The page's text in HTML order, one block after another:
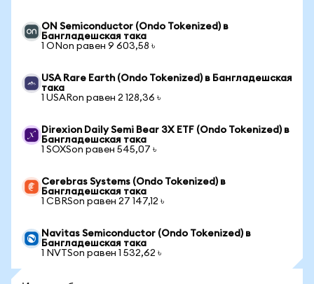
ON Semiconductor (Ondo Tokenized) в
Бангладешская така
1 ONon равен 9 603,58 ৳
USA Rare Earth (Ondo Tokenized) в Бангладешская
така
1 USARon равен 2 128,36 ৳
Direxion Daily Semi Bear 3X ETF (Ondo Tokenized) в
Бангладешская така
1 SOXSon равен 545,07 ৳
Cerebras Systems (Ondo Tokenized) в
Бангладешская така
1 CBRSon равен 27 147,12 ৳
Navitas Semiconductor (Ondo Tokenized) в
Бангладешская така
1 NVTSon равен 1 532,62 ৳